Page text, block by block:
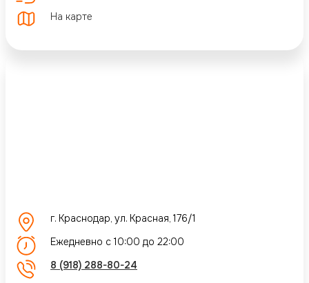
На карте
г. Краснодар, ул. Красная, 176/1
Ежедневно с 10:00 до 22:00
8 (918) 288-80-24